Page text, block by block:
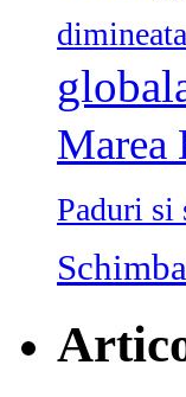
dimineata
Marea
Paduri si